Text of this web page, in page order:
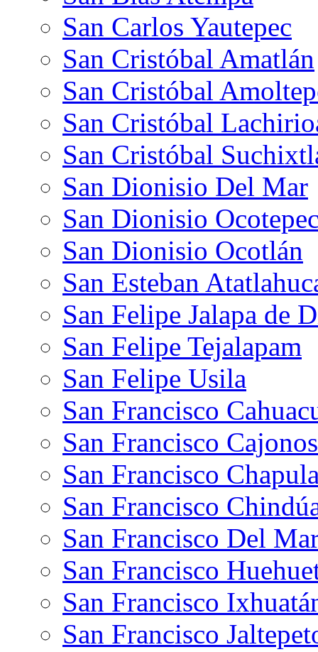
San Carlos Yautepec
San Cristóbal Amatlán
San Cristóbal
San Cristóbal
San Cristóbal
San Dionisio Del Mar
San Dionisio
San Dionisio Ocotlán
San Esteban
San Felipe Jalapa de
San Felipe Tejalapam
San Felipe Usila
San Francisco
San Francisco Cajonos
San Francisco
San Francisco
San Francisco Del
San Francisco
San Francisco
San Francisco